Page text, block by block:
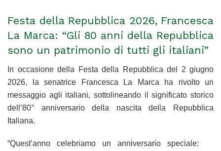
Festa della Repubblica 2026, Francesca
La Marca: “Gli 80 anni della Repubblica
sono un patrimonio di tutti gli italiani”
In occasione della Festa della Repubblica del 2 giugno
2026, la senatrice Francesca La Marca ha rivolto un
messaggio agli italiani, sottolineando il significato storico
dell’80° anniversario della nascita della Repubblica
Italiana.
“Quest’anno celebriamo un anniversario speciale: